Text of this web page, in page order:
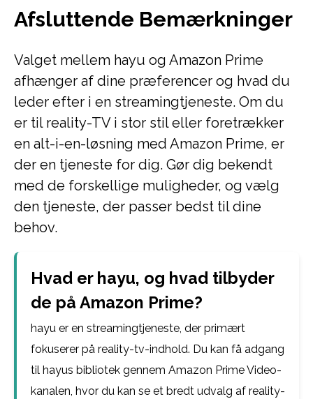
Afsluttende Bemærkninger
Valget mellem hayu og Amazon Prime
afhænger af dine præferencer og hvad du
leder efter i en streamingtjeneste. Om du
er til reality-TV i stor stil eller foretrækker
en alt-i-en-løsning med Amazon Prime, er
der en tjeneste for dig. Gør dig bekendt
med de forskellige muligheder, og vælg
den tjeneste, der passer bedst til dine
behov.
Hvad er hayu, og hvad tilbyder
de på Amazon Prime?
hayu er en streamingtjeneste, der primært
fokuserer på reality-tv-indhold. Du kan få adgang
til hayus bibliotek gennem Amazon Prime Video-
kanalen, hvor du kan se et bredt udvalg af reality-